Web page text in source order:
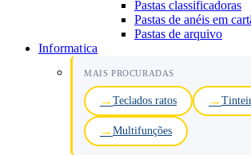
Pastas classificadoras
Pastas de anéis em
Pastas de arquivo
Informatica
MAIS PROCURADAS
Teclados ratos
Multifunções